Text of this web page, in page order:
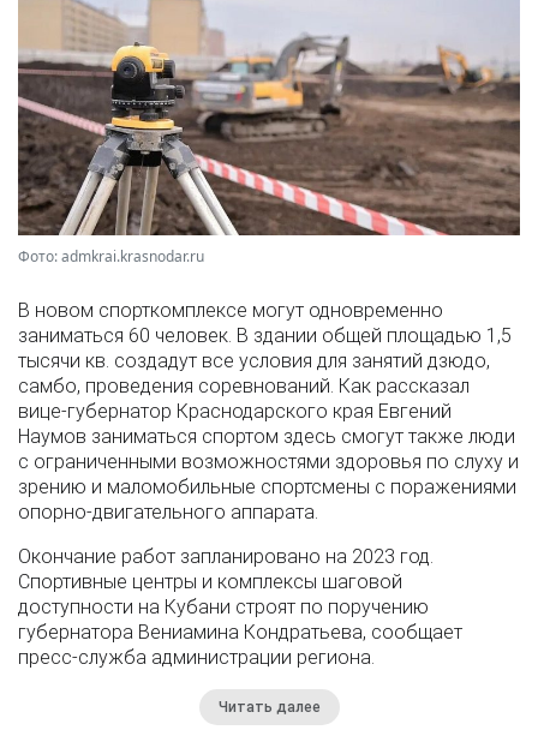
Фото: admkrai.krasnodar.ru
В новом спорткомплексе могут одновременно
заниматься 60 человек. В здании общей площадью 1,5
тысячи кв. создадут все условия для занятий дзюдо,
самбо, проведения соревнований. Как рассказал
вице-губернатор Краснодарского края Евгений
Наумов заниматься спортом здесь смогут также люди
с ограниченными возможностями здоровья по слуху и
зрению и маломобильные спортсмены с поражениями
опорно-двигательного аппарата.
Окончание работ запланировано на 2023 год.
Спортивные центры и комплексы шаговой
доступности на Кубани строят по поручению
губернатора Вениамина Кондратьева, сообщает
пресс-служба администрации региона.
Читать далее